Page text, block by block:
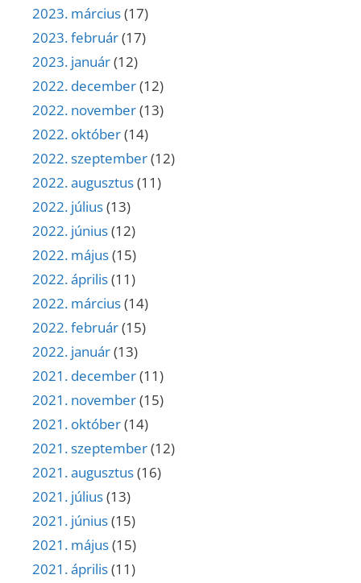
2023. március(17)
2023. február(17)
2023. január(12)
2022. december(12)
2022. november(13)
2022. október(14)
2022. szeptember(12)
2022. augusztus(11)
2022. július(13)
2022. június(12)
2022. május(15)
2022. április(11)
2022. március(14)
2022. február(15)
2022. január(13)
2021. december(11)
2021. november(15)
2021. október(14)
2021. szeptember(12)
2021. augusztus(16)
2021. július(13)
2021. június(15)
2021. május(15)
2021. április(11)